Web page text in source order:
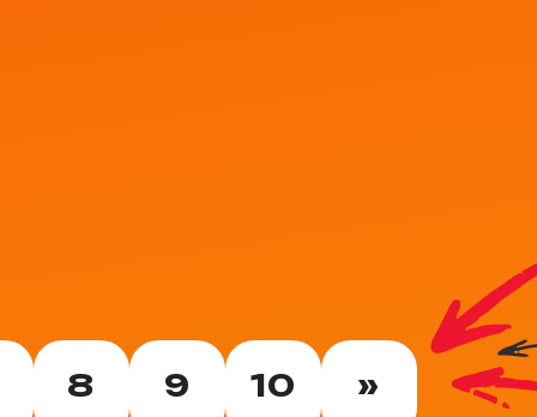
8 9 10 »